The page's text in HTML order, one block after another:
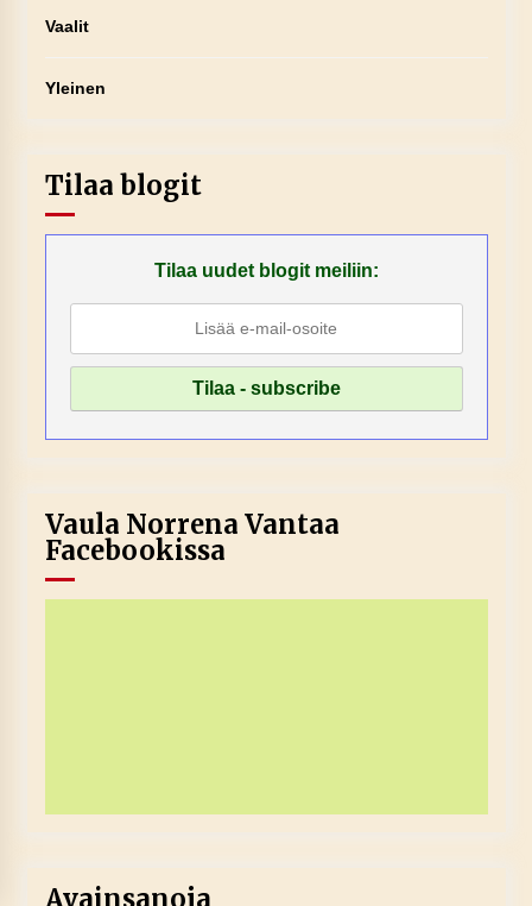
Vaalit
Yleinen
Tilaa blogit
Tilaa uudet blogit meiliin:
Vaula Norrena Vantaa
Facebookissa
Avainsanoja